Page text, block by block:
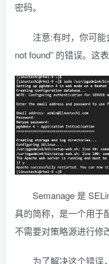
密码。
注意:有时，你可能
not found” 的错误。这
Semanage 是
具的简称，是一个用于
不需要对策略源进行修
为了解决这个错误